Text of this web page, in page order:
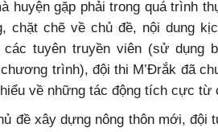
huyện gặp phải trong quá trình
chặt chẽ về chủ đề, nội dung
các tuyên truyền viên (sử dụng
trình), đội thi M’Đrắk đã
về những tác động tích cực
đề xây dựng nông thôn mới, đội